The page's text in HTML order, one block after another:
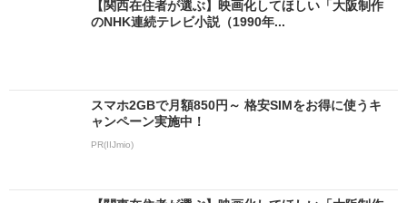
【関西在住者が選ぶ】映画化してほしい「大阪制作
のNHK連続テレビ小説（1990年...
スマホ2GBで月額850円～ 格安SIMをお得に使うキ
ャンペーン実施中！
PR(IIJmio)